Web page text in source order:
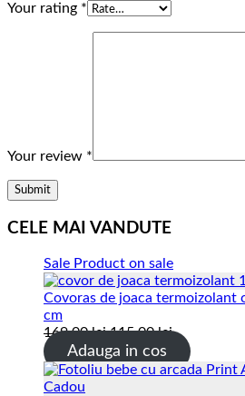
Your rating *
Your review *
CELE MAI VANDUTE
Sale Product on sale
Covoras de joaca termoizolant
cm
169.00lei 115.00lei
Adauga in cos